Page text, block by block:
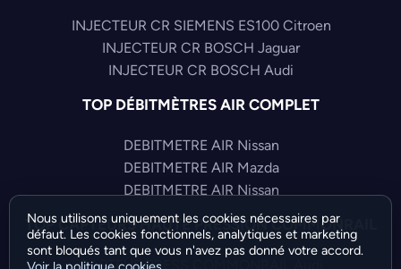
INJECTEUR CR SIEMENS ES100 Citroen
INJECTEUR CR BOSCH Jaguar
INJECTEUR CR BOSCH Audi
TOP DÉBITMÈTRES AIR COMPLET
DEBITMETRE AIR Nissan
DEBITMETRE AIR Mazda
DEBITMETRE AIR Nissan
TOP CAPTEURS HAUTE PRESSION COMMONRAIL
CAPTEUR PRESS COMMONRAIL Audi
Nous utilisons uniquement les cookies nécessaires par
défaut. Les cookies fonctionnels, analytiques et marketing
sont bloqués tant que vous n'avez pas donné votre accord.